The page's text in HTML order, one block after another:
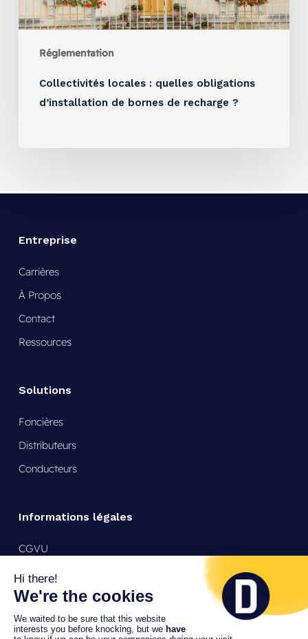
Réglementation
Collectivités locales : quelles obligations
d’installation de bornes de recharge ?
Entreprise
Carrières
À Propos
Contact
Ressources
Solutions
Foncières
Distributeurs
Conducteurs
Informations légales
CGVU
Mentions légales
Politique de confidentialité